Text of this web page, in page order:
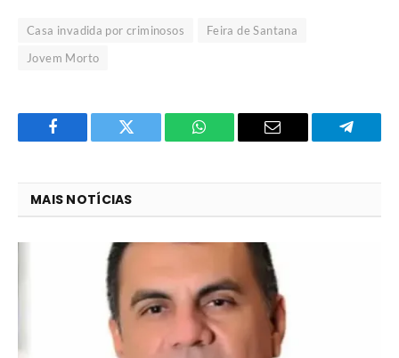
Casa invadida por criminosos
Feira de Santana
Jovem Morto
Facebook Twitter
O
WhatsApp?
E-
MAIS NOTÍCIAS